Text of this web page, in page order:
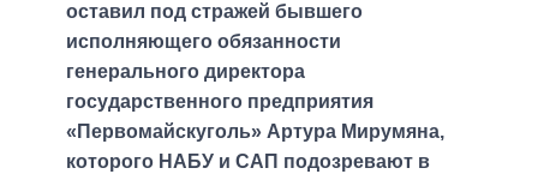
оставил под стражей бывшего
исполняющего обязанности
генерального директора
государственного предприятия
«Первомайскуголь» Артура Мирумяна,
которого НАБУ и САП подозревают в